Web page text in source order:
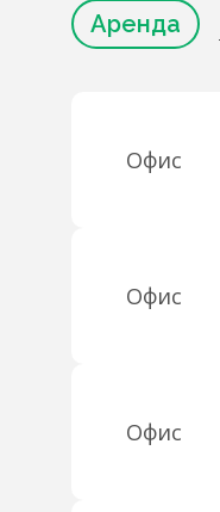
Аренда
Офис
Офис
Офис